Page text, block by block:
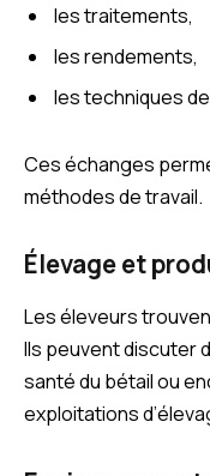
les traitements,
les rendements,
les techniques
Ces échanges
méthodes de travail.
Élevage et
Les éleveurs
Ils peuvent discuter
santé du bétail ou
exploitations